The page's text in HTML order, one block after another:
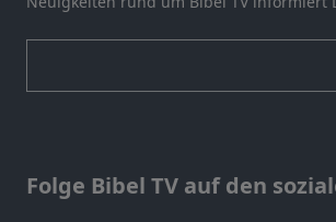
Folge Bibel TV auf den